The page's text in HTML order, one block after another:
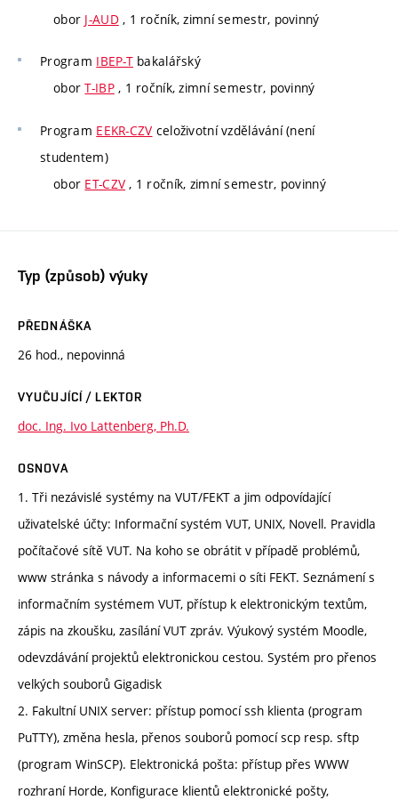
obor J-AUD, 1 ročník, zimní semestr, povinný
Program IBEP-Tbakalářský
oborT-IBP, 1 ročník, zimní semestr, povinný
Program EEKR-CZV celoživotní vzdělávání (není
studentem)
obor ET-CZV , 1 ročník, zimní semestr, povinný
Typ (způsob) výuky
PŘEDNÁŠKA
26 hod., nepovinná
VYUČUJÍCÍ / LEKTOR
doc. Ing. Ivo Lattenberg, Ph.D.
OSNOVA
1. Tři nezávislé systémy na VUT/FEKT a jim odpovídající
uživatelské účty: Informační systém VUT, UNIX, Novell. Pravidla
počítačové sítě VUT. Na koho se obrátit v případě problémů,
www stránka s návody a informacemi o síti FEKT. Seznámení s
informačním systémem VUT, přístup k elektronickým textům,
zápis na zkoušku, zasílání VUT zpráv. Výukový systém Moodle,
odevzdávání projektů elektronickou cestou. Systém pro přenos
velkých souborů Gigadisk
2. Fakultní UNIX server: přístup pomocí ssh klienta (program
PuTTY), změna hesla, přenos souborů pomocí scp resp. sftp
(program WinSCP). Elektronická pošta: přístup přes WWW
rozhraní Horde, Konfigurace klientů elektronické pošty,